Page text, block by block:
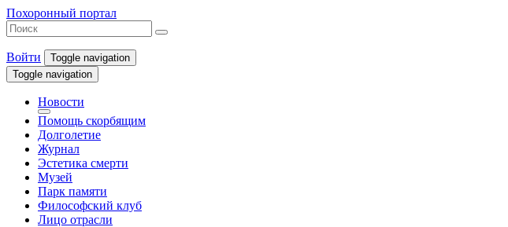
Похоронный портал
Войти
Toggle navigation
Toggle navigation
Новости
Помощь скорбящим
Долголетие
Журнал
Эстетика смерти
Музей
Парк памяти
Философский клуб
Лицо отрасли